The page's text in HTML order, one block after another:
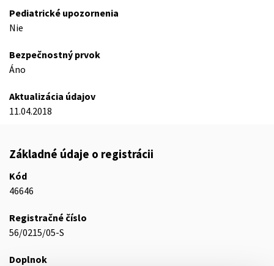
Pediatrické upozornenia
Nie
Bezpečnostný prvok
Áno
Aktualizácia údajov
11.04.2018
Základné údaje o registrácii
Kód
46646
Registračné číslo
56/0215/05-S
Doplnok